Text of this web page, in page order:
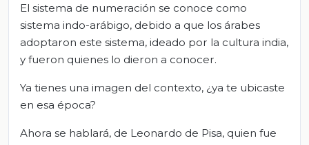
El sistema de numeración se conoce como
sistema indo-arábigo, debido a que los árabes
adoptaron este sistema, ideado por la cultura india,
y fueron quienes lo dieron a conocer.
Ya tienes una imagen del contexto, ¿ya te ubicaste
en esa época?
Ahora se hablará, de Leonardo de Pisa, quien fue